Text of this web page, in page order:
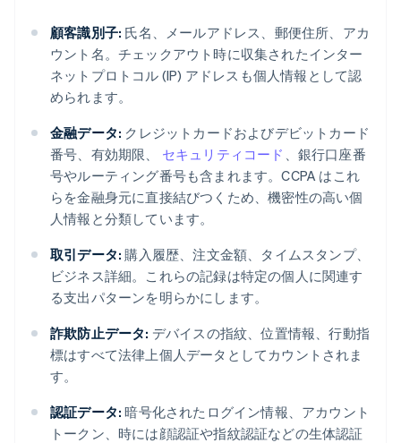
顧客識別子: 氏名、メールアドレス、郵便住所、アカ
ウント名。チェックアウト時に収集されたインター
ネットプロトコル (IP) アドレスも個人情報として認
められます。
金融データ: クレジットカードおよびデビットカード
番号、有効期限、 セキュリティコード 、銀行口座番
号やルーティング番号も含まれます。CCPA はこれ
らを金融身元に直接結びつくため、機密性の高い個
人情報と分類しています。
取引データ: 購入履歴、注文金額、タイムスタンプ、
ビジネス詳細。これらの記録は特定の個人に関連す
る支出パターンを明らかにします。
詐欺防止データ: デバイスの指紋、位置情報、行動指
標はすべて法律上個人データとしてカウントされま
す。
認証データ: 暗号化されたログイン情報、アカウント
トークン、時には顔認証や指紋認証などの生体認証